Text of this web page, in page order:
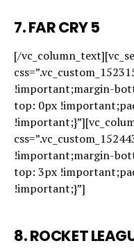
7. FAR CRY 5
[/
!important;margin-
top: 0px
!important;margin-
top: 3px
!important;}”]
8. ROCKET